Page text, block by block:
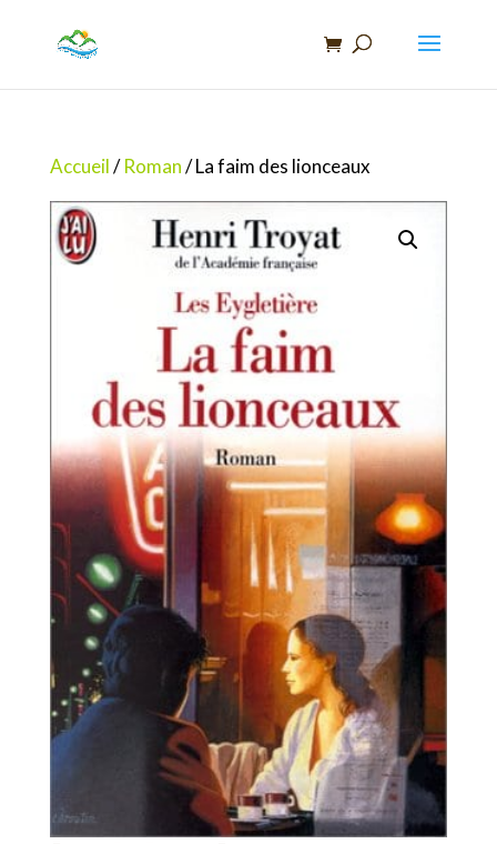
Accueil/Roman/ La faim des lionceaux